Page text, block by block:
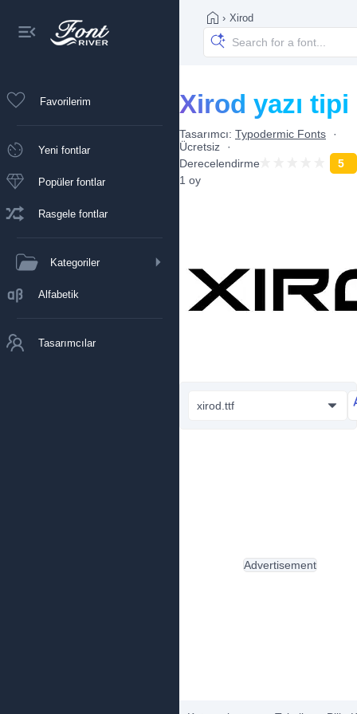
Favorilerim
Yeni fontlar
Popüler fontlar
Rasgele fontlar
Kategoriler
Alfabetik
Tasarımcılar
› Xirod
Xirod yazı tipi
Tasarımcı: Typodermic Fonts
Ücretsiz
Derecelendirme
5
1 oy
xirod.ttf
Advertisement